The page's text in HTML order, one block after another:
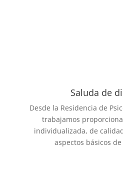
Saluda de
Desde la Residencia de
trabajamos
individualizada, de
aspectos básicos